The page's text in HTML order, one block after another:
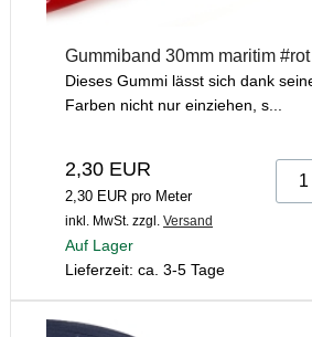
Gummiband 30mm maritim
Dieses Gummi lässt sich dank
Farben nicht nur einziehen, s...
2,30 EUR
2,30 EUR pro Meter
inkl. MwSt. zzgl. Versand
Auf Lager
Lieferzeit: ca. 3-5 Tage